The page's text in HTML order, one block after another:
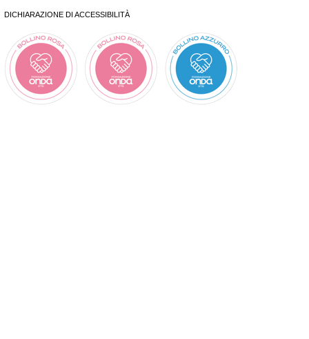
DICHIARAZIONE DI ACCESSIBILITÀ